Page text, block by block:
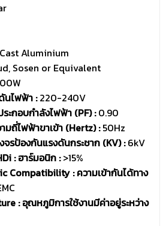
Aluminium
Sosen or Equivalent
นไฟฟ้า :220-240V
ะกอบกำลังไฟฟ้า (PF) :0.90
มถี่ไฟฟ้าขาเข้า (Hertz) :50Hz
รป้องกันแรงดันกระชาก (KV) :6kV
: ฮาร์มอนิก :>15%
Compatibility : ความเข้ากันได้ทาง
: อุณหภูมิการใช้งานมีค่าอยู่ระหว่าง